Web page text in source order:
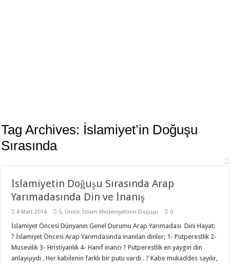
10. Sınıf Tarih Dersi 2. Dönem 1. Yazılı Test
11. Sınıf Tarih 2. Dönem 1. Yazılı Klasik ve Video Çözümlü
Tag Archives: İslamiyet’in Doğuşu
Sırasında
İslamiyetin Doğuşu Sırasında Arap
Yarımadasında Din ve İnanış
8 Mart 2014 5. Ünite: İslam Medeniyetinin Doğuşu 0
İslamiyet Öncesi Dünyanın Genel Durumu Arap Yarımadası Dini Hayat:
? İslamiyet Öncesi Arap Yarımdasında inanılan dinler; 1- Putperestlik 2-
Musevilik 3- Hristiyanlık 4- Hanif inancı ? Putperestlik en yaygın din
anlayışıydı . Her kabilenin farklı bir putu vardı . ? Kabe mukaddes sayılır,